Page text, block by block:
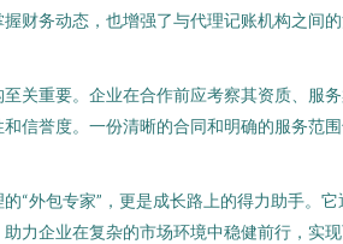
财务动态，也增强了与代理记账机构之间
关重要。企业在合作前应考察其资质、服
信誉度。一份清晰的合同和明确的服务范
“外包专家”，更是成长路上的得力助手。它
力企业在复杂的市场环境中稳健前行，实